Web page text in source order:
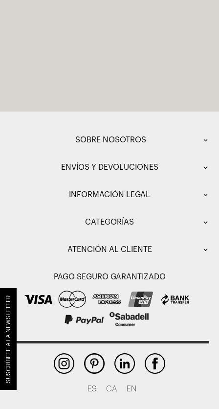
SOBRE NOSOTROS
ENVÍOS Y DEVOLUCIONES
INFORMACIÓN LEGAL
CATEGORÍAS
ATENCIÓN AL CLIENTE
PAGO SEGURO GARANTIZADO
SUSCRÍBETE A LA NEWSLETTER
ES CA EN